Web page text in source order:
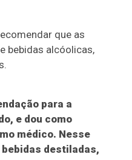
que as
bebidas alcóolicas,
para a
e dou como
médico. Nesse
destiladas,